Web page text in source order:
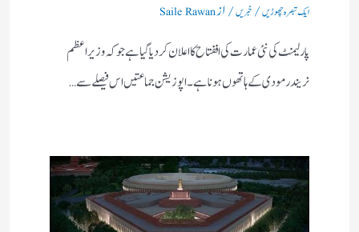
ایک تبصرہ چھوڑیں/ خبریں/ ازSaile Rawan
پارلیمنٹ کی نئی عمارت کی اففتاح کا اعلان کردیاگیا ہے جو کہ وزیر اعظم
نریندر مودی کے ہاتھوں ہونا ہے۔ اپوزیشن جماعتیں اس فیصلے سے…